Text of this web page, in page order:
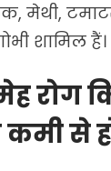
मेथी,
शामिल हैं।
रोग
से